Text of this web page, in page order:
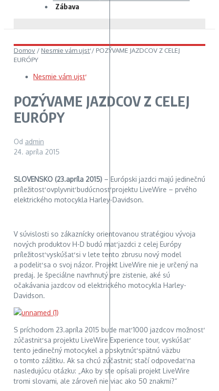
Zábava
Domov / Nesmie vám ujsť/ POZÝVAME JAZDCOV Z CELEJ
EURÓPY
Nesmie vám ujsť
POZÝVAME JAZDCOV Z CELEJ
EURÓPY
Od admin
24. apríla 2015
SLOVENSKO (23.apríla 2015) – Európski jazdci majú jedinečnú
príležitosť ovplyvniť budúcnosť projektu LiveWire – prvého
elektrického motocykla Harley-Davidson.
V súvislosti so zákaznícky orientovanou stratégiou vývoja
nových produktov H-D budú mať jazdci z celej Európy
príležitosť vyskúšať si v lete tento zbrusu nový model
a podeliť sa o svoj názor. Projekt LiveWire nie je určený na
predaj. Je špeciálne navrhnutý pre zistenie, aké sú
očakávania jazdcov od elektrického motocykla Harley-
Davidson.
S príchodom 23.apríla 2015 bude mať 1000 jazdcov možnosť
zúčastniť sa projektu LiveWire Experience tour, vyskúšať
tento jedinečný motocykel a poskytnúť spätnú väzbu
o tomto zážitku. Ak sa chcú zúčastniť, stačí odpovedať na
nasledujúcu otázku: „Ako by ste opísali projekt LiveWire
tromi slovami, ale zároveň nie viac ako 50 znakmi?“